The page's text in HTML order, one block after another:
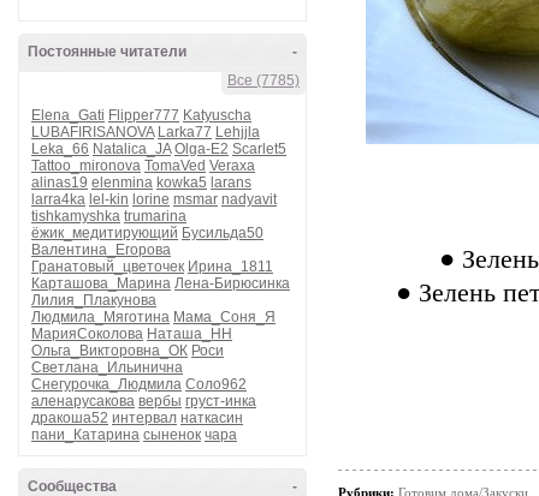
-
Постоянные читатели
Все (7785)
Elena_Gati Flipper777 Katyuscha
LUBAFIRISANOVA Larka77 Lehjjla
Leka_66 Natalica_JA Olga-E2 Scarlet5
Tattoo_mironova TomaVed Veraxa
alinas19 elenmina kowka5 larans
larra4ka lel-kin lorine msmar nadyavit
tishkamyshka trumarina
ёжик_медитирующий Бусильда50
Валентина_Егорова
Гранатовый_цветочек Ирина_1811
Карташова_Марина Лена-Бирюсинка
Лилия_Плакунова
Людмила_Мяготина Мама_Соня_Я
МарияСоколова Наташа_НН
Ольга_Викторовна_ОК Роси
Светлана_Ильинична
Снегурочка_Людмила Соло962
аленарусакова вербы груст-инка
дракоша52 интервал наткасин
пани_Катарина сыненок чара
-
Сообщества
●
● Зелень
Рубрики: Готовим дома/Закуски